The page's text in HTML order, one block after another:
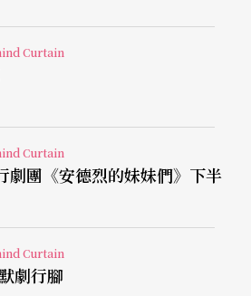
會為這件事而感動。從小到
樣的震撼。」
所快畢業，發現想轉行，
進腦袋裡！」
伍，參加由文建會和周凱基
營。當時進演員組的他，一上
笑稱自己「做了四十五天的
台大戲劇所第一屆研究生，
Curtain
Curtain
劇團《安德烈的妹妹們》下半
Curtain
尚德 默劇行腳